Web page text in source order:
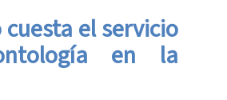
cuesta el servicio
en la